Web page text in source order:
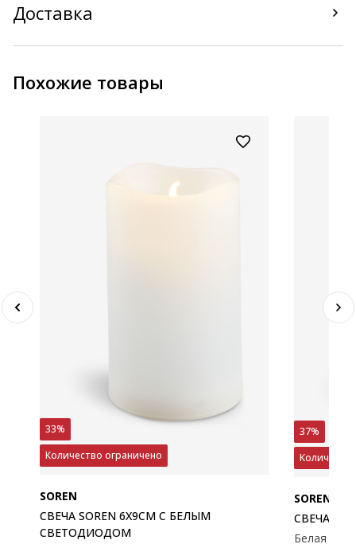
Доставка
Похожие товары
33%
Количество ограничено
SOREN
СВЕЧА SOREN 6X9СМ С БЕЛЫМ
СВЕТОДИОДОМ
37%
SOREN
СВЕЧА